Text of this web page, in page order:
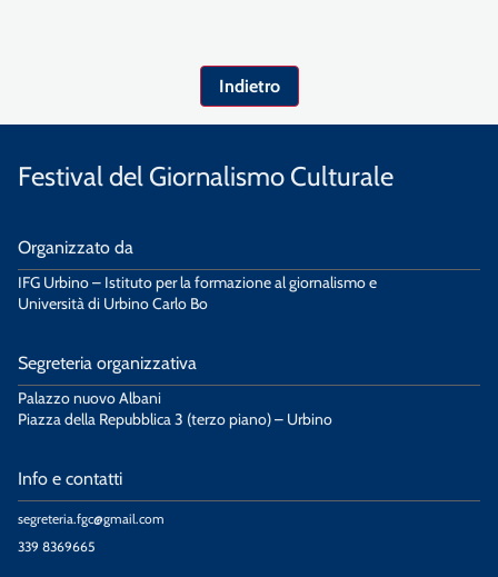
Indietro
Festival del Giornalismo Culturale
Organizzato da
IFG Urbino – Istituto per la formazione al giornalismo e
Università di Urbino Carlo Bo
Segreteria organizzativa
Palazzo nuovo Albani
Piazza della Repubblica 3 (terzo piano) – Urbino
Info e contatti
segreteria.fgc@gmail.com
339 8369665